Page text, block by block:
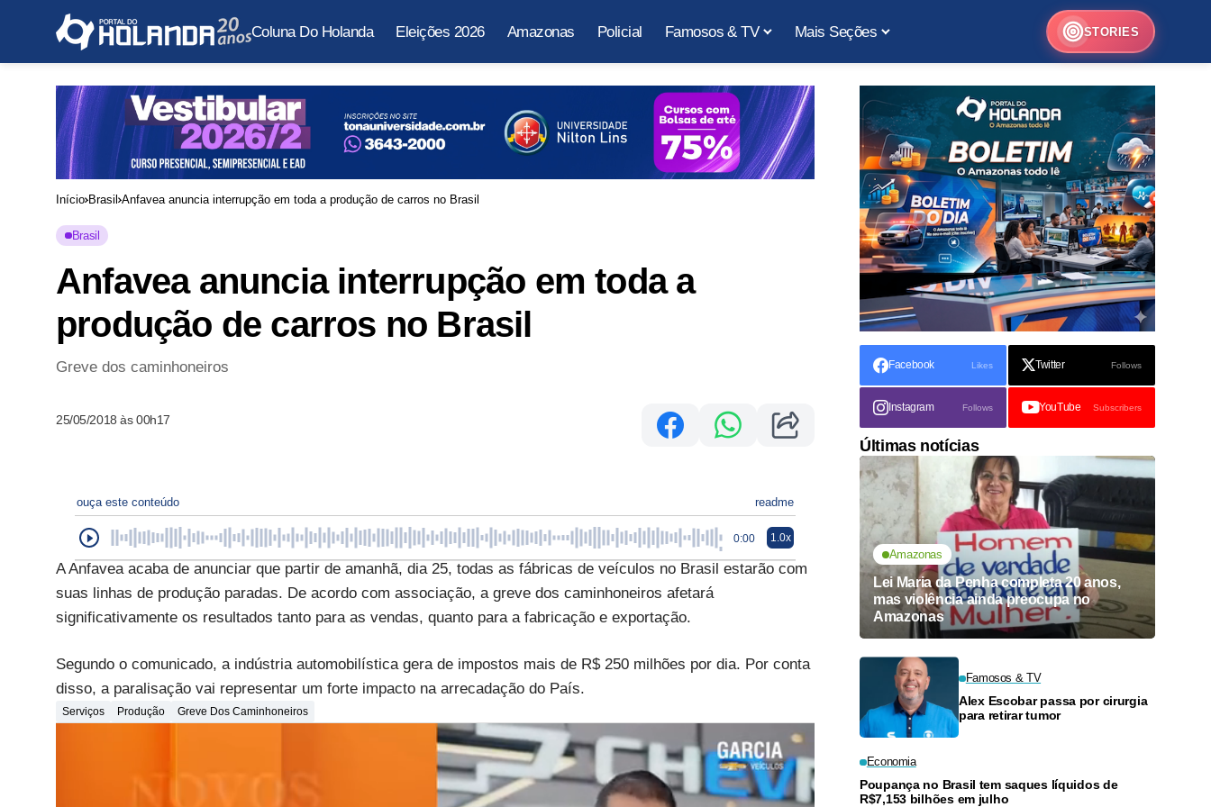
Coluna Do Holanda Eleições 2026 Amazonas Policial Famosos & TV Mais Seções STORIES
Início Brasil Anfavea anuncia interrupção em toda a produção de carros no Brasil
Brasil
Anfavea anuncia interrupção em toda a
produção de carros no Brasil
Greve dos caminhoneiros
25/05/2018 às 00h17
ouça este conteúdo readme
0:00 1.0x
A Anfavea acaba de anunciar que partir de amanhã, dia 25, todas as fábricas de veículos no Brasil estarão com
suas linhas de produção paradas. De acordo com associação, a greve dos caminhoneiros afetará
significativamente os resultados tanto para as vendas, quanto para a fabricação e exportação.
Segundo o comunicado, a indústria automobilística gera de impostos mais de R$ 250 milhões por dia. Por conta
disso, a paralisação vai representar um forte impacto na arrecadação do País.
Serviços Produção Greve Dos Caminhoneiros
Facebook Likes Twitter Follows
Instagram Follows YouTube Subscribers
Últimas notícias
Amazonas
Lei Maria da Penha completa 20 anos,
mas violência ainda preocupa no
Amazonas
Famosos & TV
Alex Escobar passa por cirurgia
para retirar tumor
Economia
Poupança no Brasil tem saques líquidos de
R$7,153 bilhões em julho